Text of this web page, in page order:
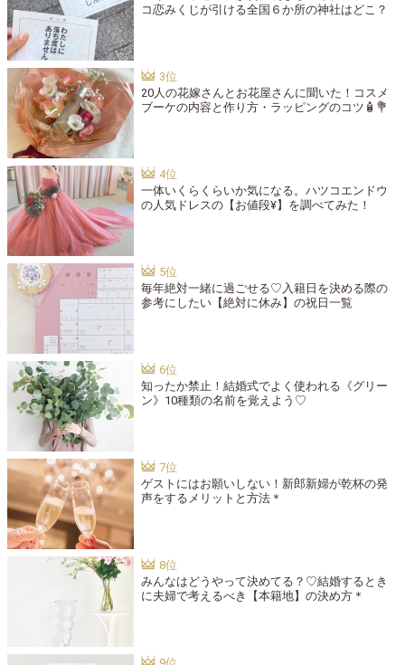
コ恋みくじが引ける全国６か所の神社はどこ？
20人の花嫁さんとお花屋さんに聞いた！コスメ
ブーケの内容と作り方・ラッピングのコツ🧴💐
一体いくらくらいか気になる。ハツコエンドウ
の人気ドレスの【お値段¥】を調べてみた！
毎年絶対一緒に過ごせる♡入籍日を決める際の
参考にしたい【絶対に休み】の祝日一覧
知ったか禁止！結婚式でよく使われる《グリー
ン》10種類の名前を覚えよう♡
ゲストにはお願いしない！新郎新婦が乾杯の発
声をするメリットと方法＊
みんなはどうやって決めてる？♡結婚するとき
に夫婦で考えるべき【本籍地】の決め方＊